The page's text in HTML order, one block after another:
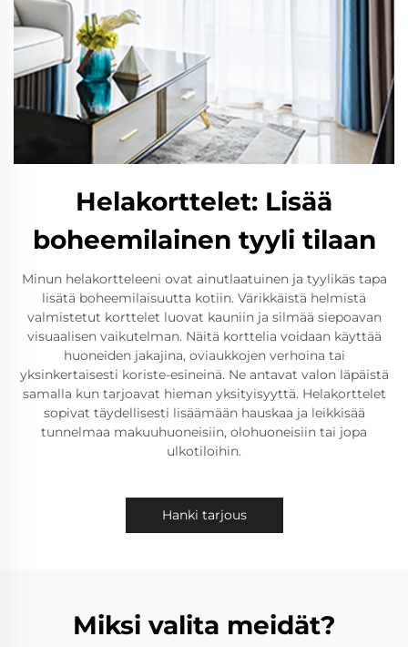
Helakorttelet: Lisää
boheemilainen tyyli tilaan
Minun helakortteleeni ovat ainutlaatuinen ja tyylikäs tapa
lisätä boheemilaisuutta kotiin. Värikkäistä helmistä
valmistetut korttelet luovat kauniin ja silmää siepoavan
visuaalisen vaikutelman. Näitä korttelia voidaan käyttää
huoneiden jakajina, oviaukkojen verhoina tai
yksinkertaisesti koriste-esineinä. Ne antavat valon läpäistä
samalla kun tarjoavat hieman yksityisyyttä. Helakorttelet
sopivat täydellisesti lisäämään hauskaa ja leikkisää
tunnelmaa makuuhuoneisiin, olohuoneisiin tai jopa
ulkotiloihin.
Hanki tarjous
Miksi valita meidät?